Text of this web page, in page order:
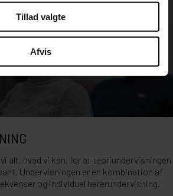
Tillad valgte
Afvis
alt, hvad vi kan, for at teoriundervisningen
Undervisningen er en kombination af
og individuel lærerundervisning.